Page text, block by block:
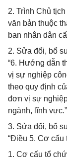
2. Trình Chủ
văn bản thuộc
ban nhân dân
2. Sửa đổi, bổ
“6. Hướng dẫn
vị sự nghiệp
theo quy định
đơn vị sự
ngành, lĩnh vực.”
3. Sửa đổi, bổ
“Điều 5. Cơ cấu
1. Cơ cấu tổ